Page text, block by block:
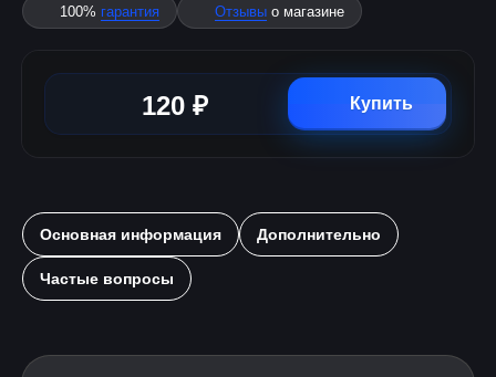
100% гарантия Отзывы о магазине
120 ₽ Купить
Основная информация Дополнительно
Частые вопросы